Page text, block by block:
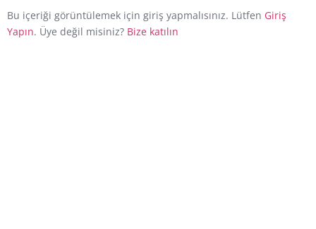
Bu içeriği görüntülemek için giriş yapmalısınız. Lütfen Giriş
Yapın. Üye değil misiniz? Bize katılın